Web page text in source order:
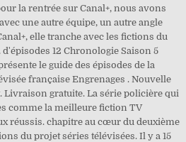
la rentrée sur Canal+, nous avons
une autre équipe, un autre angle
elle tranche avec les fictions du
12 Chronologie Saison 5
le guide des épisodes de la
française Engrenages . Nouvelle
Livraison gratuite. La série policière qui
comme la meilleure fiction TV
réussis. chapitre au cœur du deuxième
du projet séries télévisées. Il y a 15